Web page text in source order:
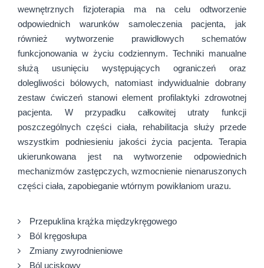
wewnętrznych fizjoterapia ma na celu odtworzenie
odpowiednich warunków samoleczenia pacjenta, jak
również wytworzenie prawidłowych schematów
funkcjonowania w życiu codziennym. Techniki manualne
służą usunięciu występujących ograniczeń oraz
dolegliwości bólowych, natomiast indywidualnie dobrany
zestaw ćwiczeń stanowi element profilaktyki zdrowotnej
pacjenta. W przypadku całkowitej utraty funkcji
poszczególnych części ciała, rehabilitacja służy przede
wszystkim podniesieniu jakości życia pacjenta. Terapia
ukierunkowana jest na wytworzenie odpowiednich
mechanizmów zastępczych, wzmocnienie nienaruszonych
części ciała, zapobieganie wtórnym powikłaniom urazu.
Przepuklina krążka międzykręgowego
Ból kręgosłupa
Zmiany zwyrodnieniowe
Ból uciskowy